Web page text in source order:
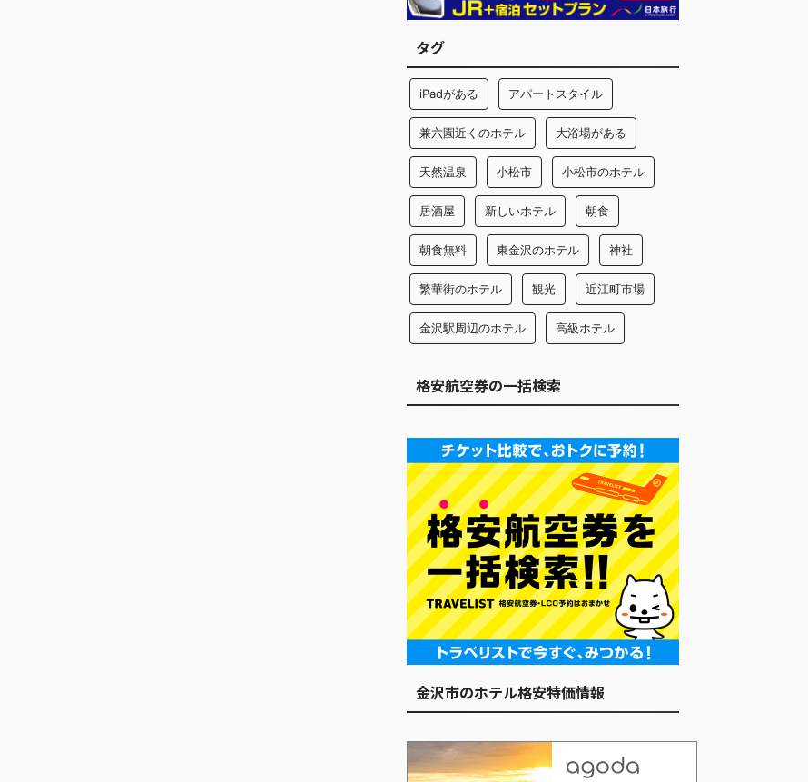
タグ
iPadがある アパートスタイル
兼六園近くのホテル 大浴場がある
天然温泉 小松市 小松市のホテル
居酒屋 新しいホテル 朝食
朝食無料 東金沢のホテル 神社
繁華街のホテル 観光 近江町市場
金沢駅周辺のホテル 高級ホテル
格安航空券の一括検索
金沢市のホテル格安特価情報